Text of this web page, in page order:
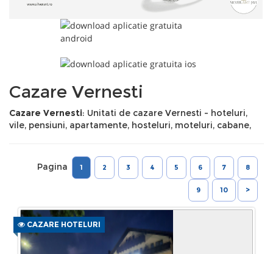
Cazare Vernesti
Cazare Vernesti: Unitati de cazare Vernesti - hoteluri,
vile, pensiuni, apartamente, hosteluri, moteluri, cabane,
Pagina 1 2 3 4 5 6 7 8
9 10 >
CAZARE HOTELURI